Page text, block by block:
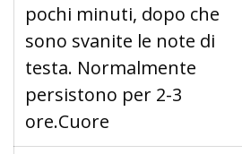
pochi minuti, dopo che
sono svanite le note di
testa. Normalmente
persistono per 2-3
ore.Cuore